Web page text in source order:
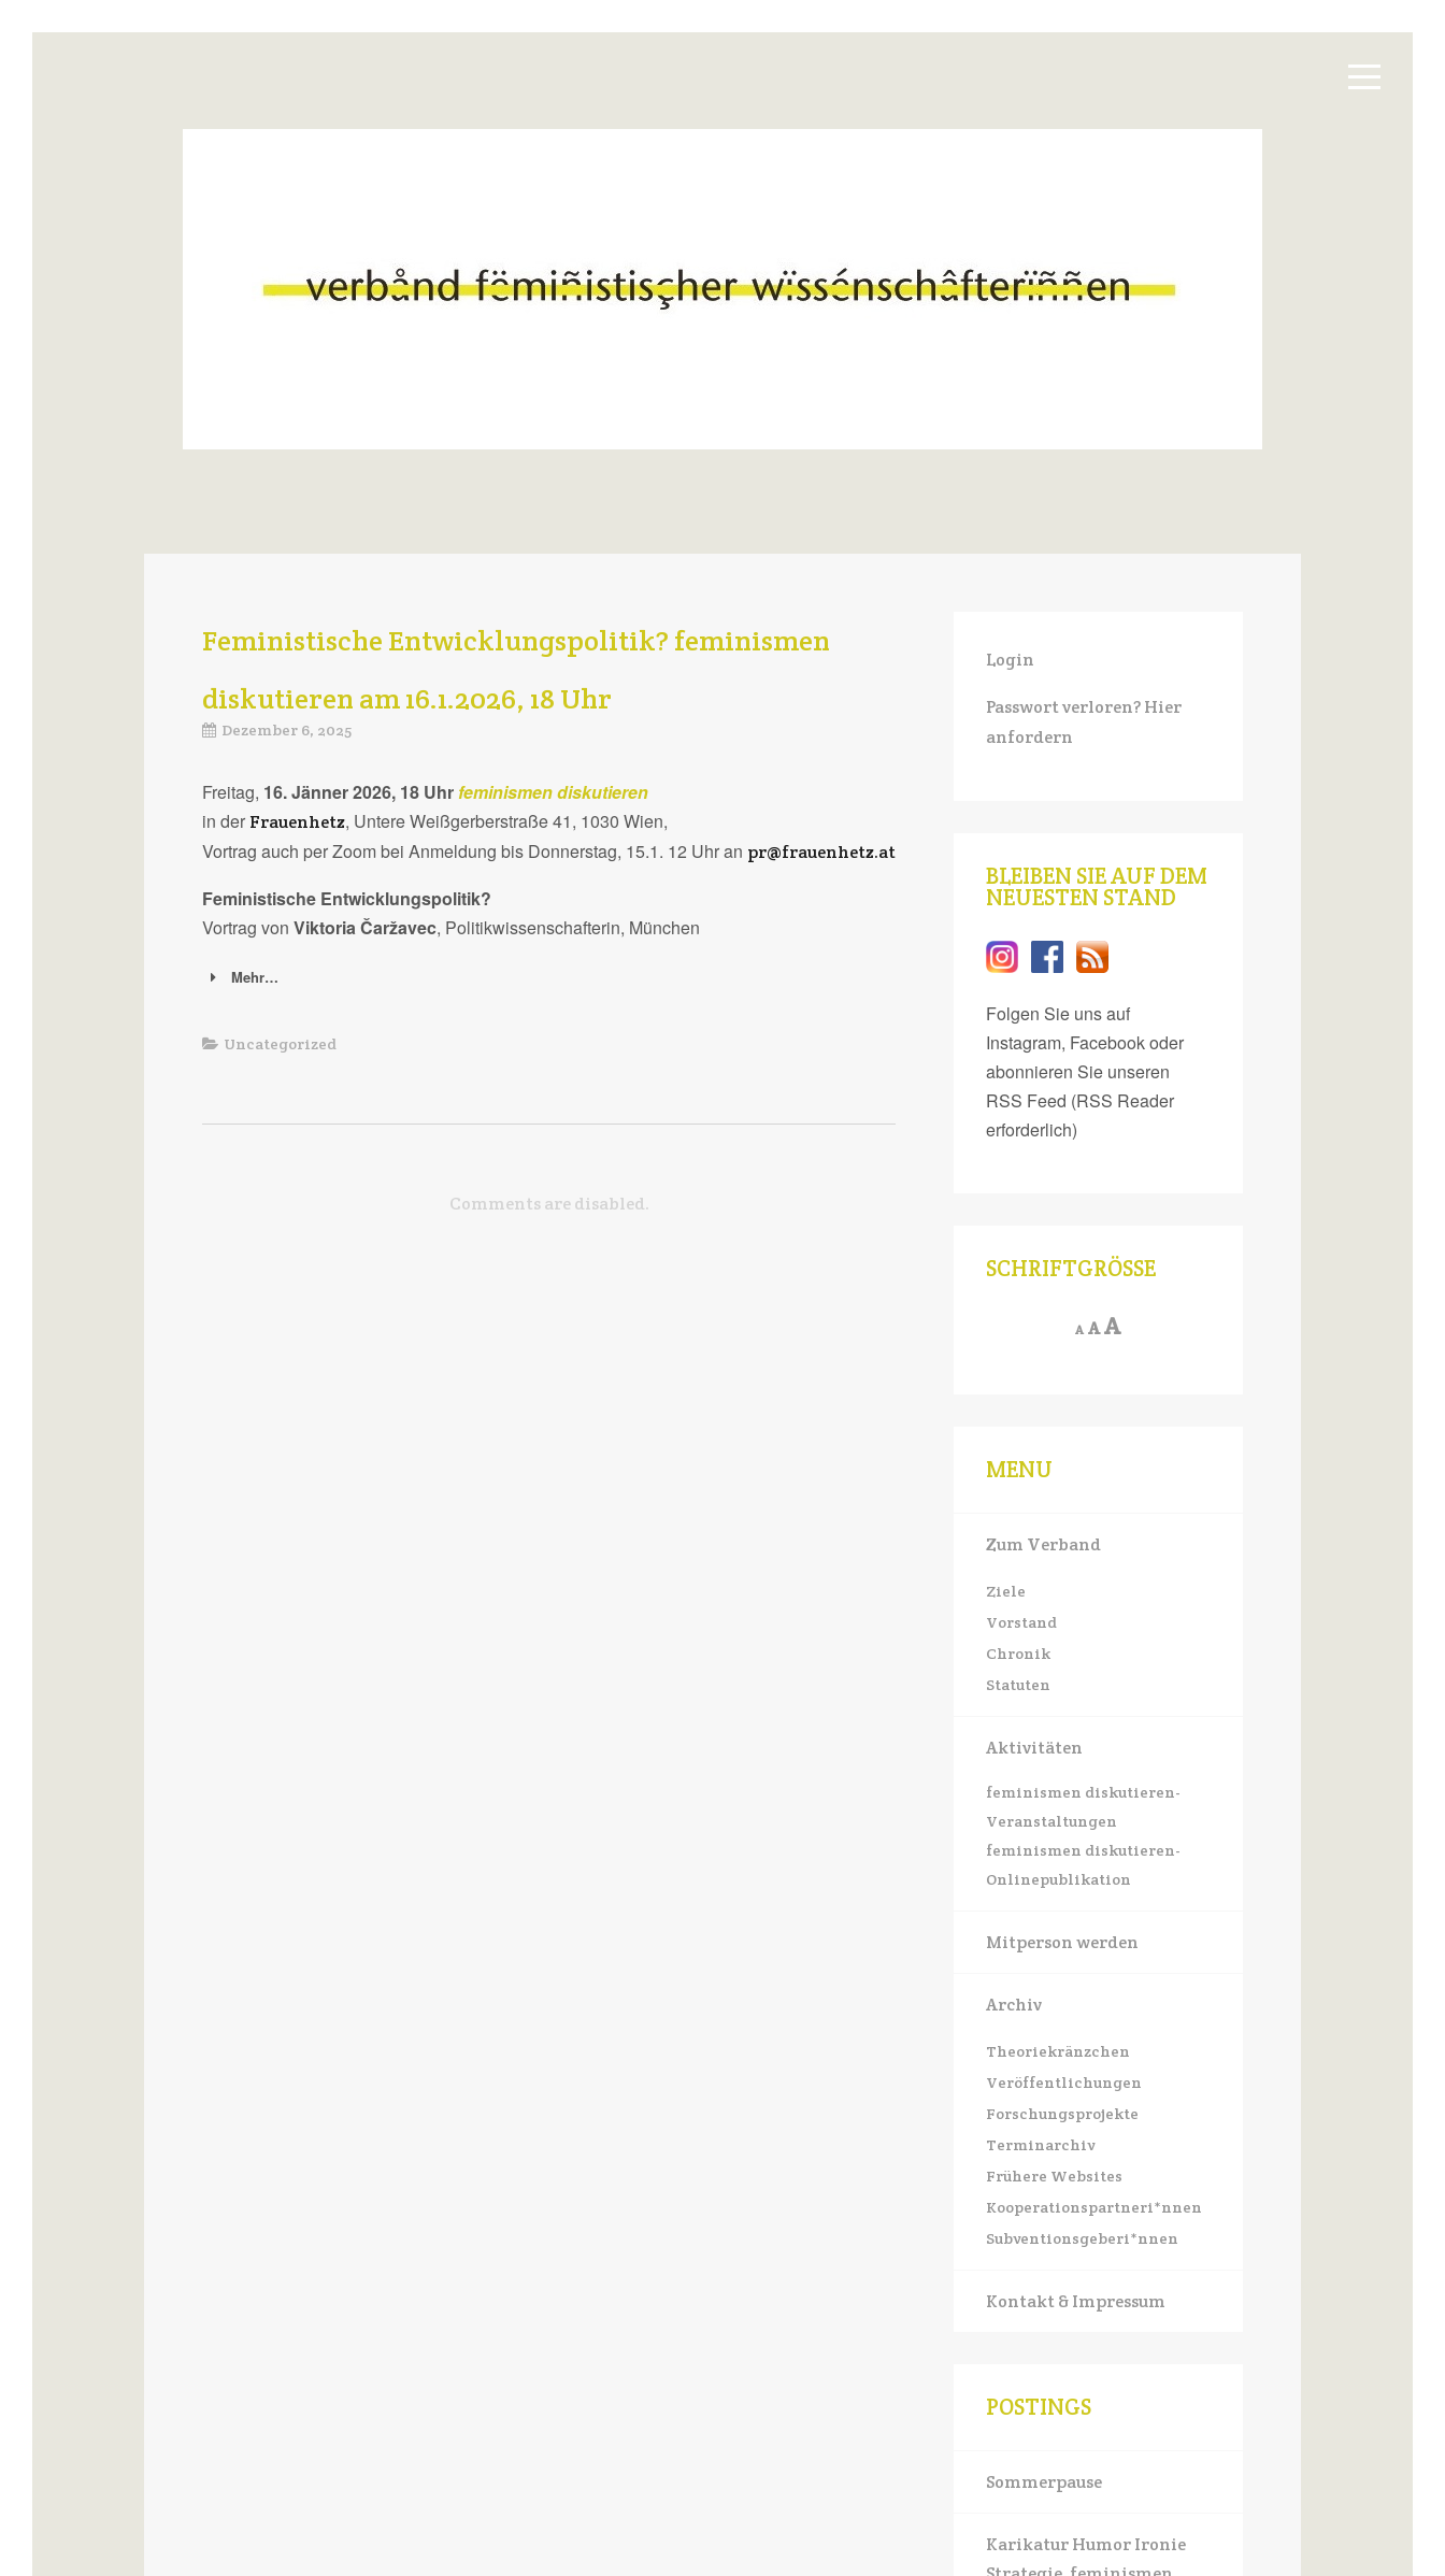
Feministische Entwicklungspolitik? feminismen
diskutieren am 16.1.2026, 18 Uhr
Dezember 6, 2025
Freitag, 16. Jänner 2026, 18 Uhr feminismen diskutieren
in der Frauenhetz, Untere Weißgerberstraße 41, 1030 Wien,
Vortrag auch per Zoom bei Anmeldung bis Donnerstag, 15.1. 12 Uhr an pr@frauenhetz.at
Feministische Entwicklungspolitik?
Vortrag vonViktoria Čaržavec, Politikwissenschafterin, München
Mehr…
Uncategorized
Comments are disabled.
Login
Passwort verloren? Hier
anfordern
BLEIBEN SIE AUF DEM
NEUESTEN STAND
Folgen Sie uns auf
Instagram, Facebook oder
abonnieren Sie unseren
RSS Feed (RSS Reader
erforderlich)
SCHRIFTGRÖSSE
A Decrease
A Reset
AIncrease
MENU
Zum Verband
Ziele
Vorstand
Chronik
Statuten
Aktivitäten
feminismen diskutieren-
Veranstaltungen
feminismen diskutieren-
Onlinepublikation
Mitperson werden
Archiv
Theoriekränzchen
Veröffentlichungen
Forschungsprojekte
Terminarchiv
Frühere Websites
Kooperationspartneri*nnen
Subventionsgeberi*nnen
Kontakt & Impressum
POSTINGS
Sommerpause
Karikatur Humor Ironie